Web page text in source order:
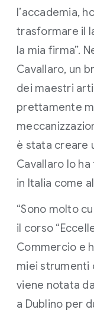
l’accademia,
trasformare il
la mia firma”.
Cavallaro, un
dei maestri
prettamente
è stata creare
Cavallaro lo
in Italia come
“Sono molto
il corso
Commercio e
miei strumenti
viene notata
a Dublino per